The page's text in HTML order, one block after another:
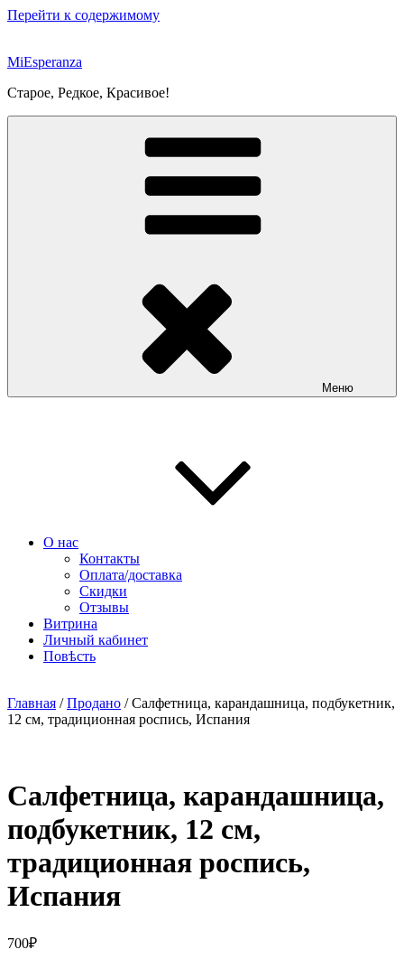
Перейти к содержимому
MiEsperanza
Старое, Редкое, Красивое!
Меню
О нас
Контакты
Оплата/доставка
Скидки
Отзывы
Витрина
Личный кабинет
Повѣсть
Главная /Продано / Салфетница, карандашница, подбукетник,
12 см, традиционная роспись, Испания
Салфетница, карандашница,
подбукетник, 12 см,
традиционная роспись,
Испания
700₽